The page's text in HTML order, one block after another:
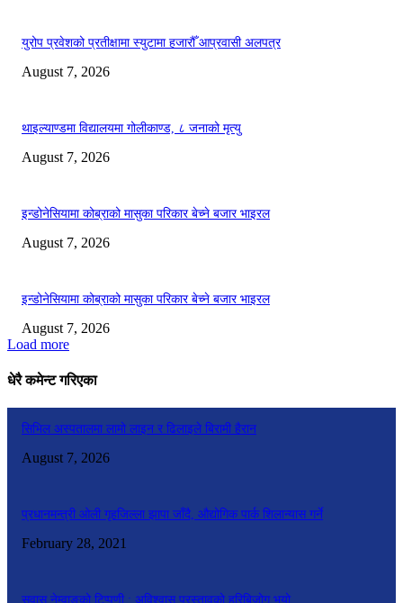
युरोप प्रवेशको प्रतीक्षामा स्युटामा हजारौँ आप्रवासी अलपत्र
August 7, 2026
थाइल्याण्डमा विद्यालयमा गोलीकाण्ड, ८ जनाको मृत्यु
August 7, 2026
इन्डोनेसियामा कोब्राको मासुका परिकार बेच्ने बजार भाइरल
August 7, 2026
इन्डोनेसियामा कोब्राको मासुका परिकार बेच्ने बजार भाइरल
August 7, 2026
Load more
धेरै कमेन्ट गरिएका
सिभिल अस्पतालमा लामो लाइन र ढिलाइले बिरामी हैरान
August 7, 2026
प्रधानमन्त्री ओली गृहजिल्ला झापा जाँदै, औद्योगिक पार्क शिलान्यास गर्ने
February 28, 2021
सुवास नेम्वाङको टिप्पणी : अविश्वास प्रस्तावको हरिबिजोग भयो